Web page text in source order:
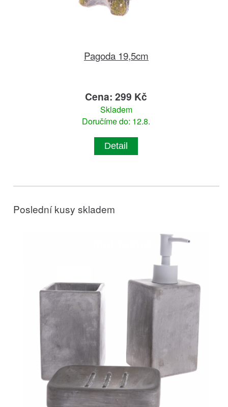
Pagoda 19,5cm
Cena: 299 Kč
Skladem
Doručíme do: 12.8.
Detail
Poslední kusy skladem